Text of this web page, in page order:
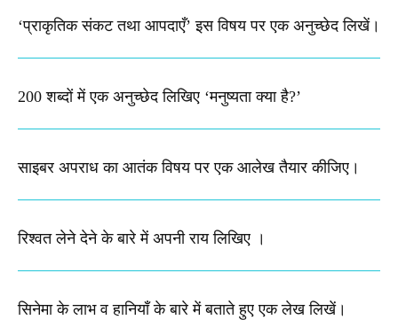
‘प्राकृतिक संकट तथा आपदाएँ’ इस विषय पर एक अनुच्छेद लिखें।
200 शब्दों में एक अनुच्छेद लिखिए ‘मनुष्यता क्या है?’
साइबर अपराध का आतंक विषय पर एक आलेख तैयार कीजिए।
रिश्वत लेने देने के बारे में अपनी राय लिखिए ।
सिनेमा के लाभ व हानियाँ के बारे में बताते हुए एक लेख लिखें।